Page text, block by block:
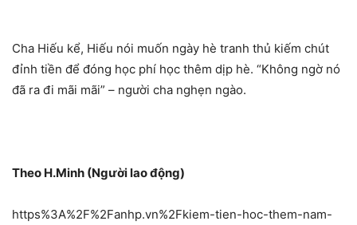
Cha Hiếu kể, Hiếu nói muốn ngày hè tranh thủ kiếm chút
đỉnh tiền để đóng học phí học thêm dịp hè. “Không ngờ nó
đã ra đi mãi mãi” – người cha nghẹn ngào.
Theo H.Minh (Người lao động)
https%3A%2F%2Fanhp.vn%2Fkiem-tien-hoc-them-nam-